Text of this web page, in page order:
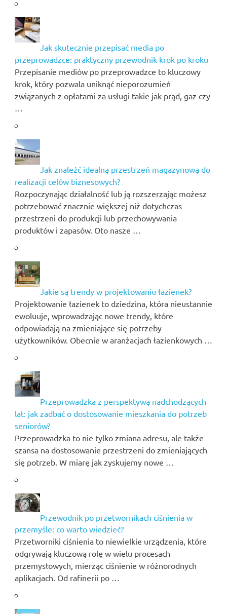
Jak skutecznie przepisać media po
przeprowadzce: praktyczny przewodnik krok po kroku
Przepisanie mediów po przeprowadzce to kluczowy
krok, który pozwala uniknąć nieporozumień
związanych z opłatami za usługi takie jak prąd, gaz czy
Jak znaleźć idealną przestrzeń magazynową do
realizacji celów biznesowych?
Rozpoczynając działalność lub ją rozszerzając możesz
potrzebować znacznie większej niż dotychczas
przestrzeni do produkcji lub przechowywania
produktów i zapasów. Oto nasze …
Jakie są trendy w projektowaniu łazienek?
Projektowanie łazienek to dziedzina, która nieustannie
ewoluuje, wprowadzając nowe trendy, które
odpowiadają na zmieniające się potrzeby
użytkowników. Obecnie w aranżacjach łazienkowych …
Przeprowadzka z perspektywą nadchodzących
lat: jak zadbać o dostosowanie mieszkania do potrzeb
seniorów?
Przeprowadzka to nie tylko zmiana adresu, ale także
szansa na dostosowanie przestrzeni do zmieniających
się potrzeb. W miarę jak zyskujemy nowe …
Przewodnik po przetwornikach ciśnienia w
przemyśle: co warto wiedzieć?
Przetworniki ciśnienia to niewielkie urządzenia, które
odgrywają kluczową rolę w wielu procesach
przemysłowych, mierząc ciśnienie w różnorodnych
aplikacjach. Od rafinerii po …